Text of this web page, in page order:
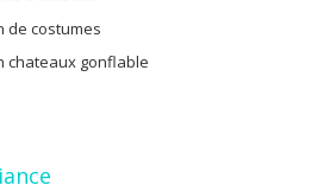
de costumes
chateaux gonflable